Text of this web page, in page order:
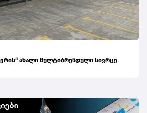
ახალი მულტიბრენდული სივრცე